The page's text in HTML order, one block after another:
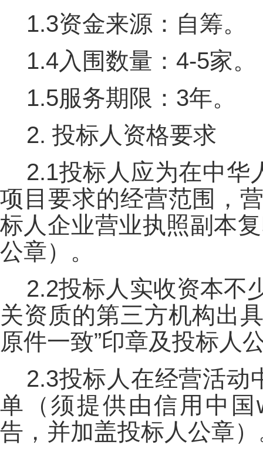
1.3资金来源：自筹。
1.4入围数量：4-5家。
1.5服务期限：3年。
2. 投标人资格要求
2.1投标人应为在中华
项目要求的经营范围，
标人企业营业执照副本
公章）。
2.2投标人实收资本不
关资质的第三方机构出
原件一致”印章及投标人
2.3投标人在经营活动
单（须提供由信用中国
告，并加盖投标人公章